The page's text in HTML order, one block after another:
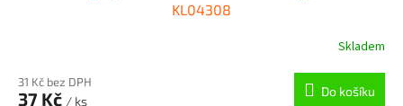
KL04308
Skladem
31 Kč bez DPH
37 Kč / ks
Do košíku